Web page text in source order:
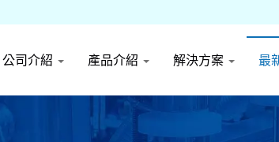
公司介紹 產品介紹 解決方案 最